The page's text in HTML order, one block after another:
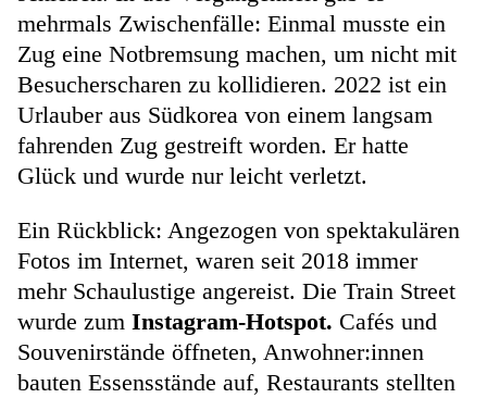
mehrmals Zwischenfälle: Einmal musste ein
Zug eine Notbremsung machen, um nicht mit
Besucherscharen zu kollidieren. 2022 ist ein
Urlauber aus Südkorea von einem langsam
fahrenden Zug gestreift worden. Er hatte
Glück und wurde nur leicht verletzt.
Ein Rückblick: Angezogen von spektakulären
Fotos im Internet, waren seit 2018 immer
mehr Schaulustige angereist. Die Train Street
wurde zum Instagram-Hotspot. Cafés und
Souvenirstände öffneten, Anwohner:innen
bauten Essensstände auf, Restaurants stellten